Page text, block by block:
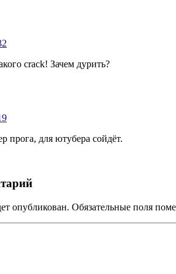
crack! Зачем дурить?
прога, для ютубера сойдёт.
опубликован. Обязательные поля